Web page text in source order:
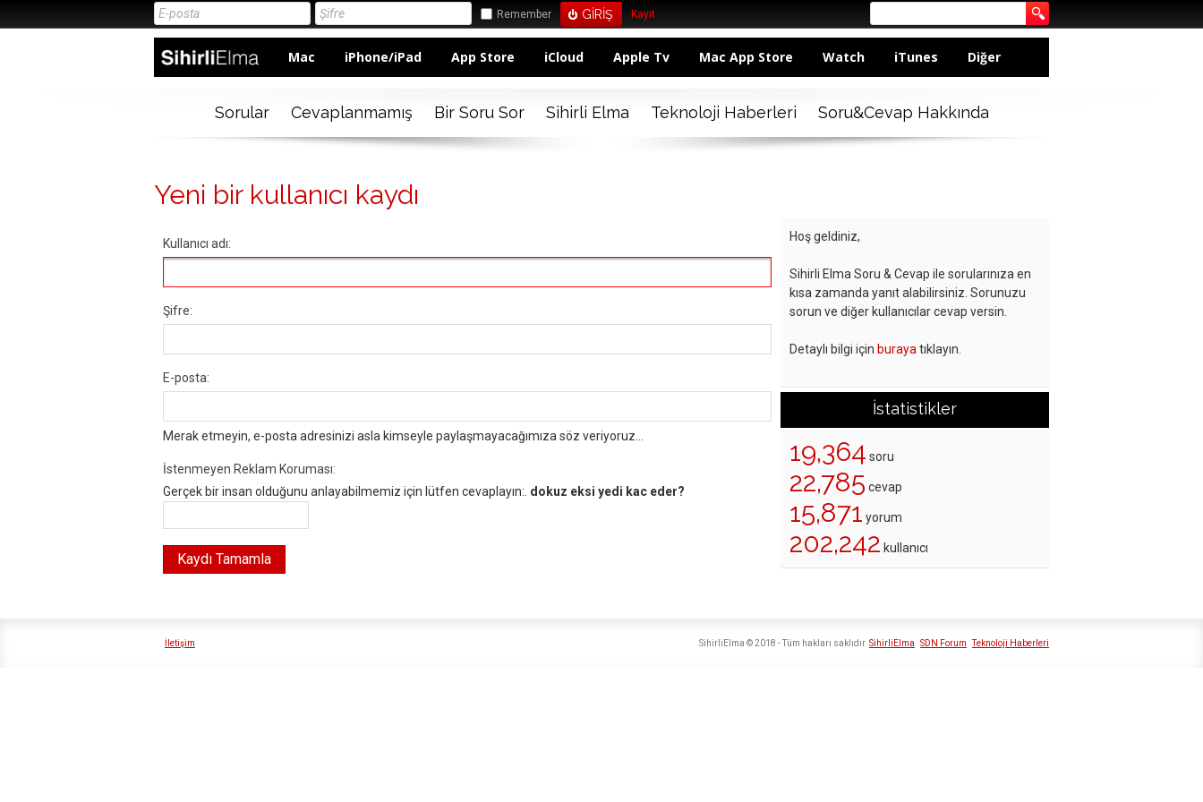
Remember Kayıt
Mac iPhone/iPad App Store iCloud Apple Tv Mac App Store Watch iTunes Diğer
Sorular Cevaplanmamış Bir Soru Sor Sihirli Elma Teknoloji Haberleri Soru&Cevap Hakkında
Yeni bir kullanıcı kaydı
Kullanıcı adı:
Şifre:
E-posta:
Merak etmeyin, e-posta adresinizi asla kimseyle paylaşmayacağımıza söz veriyoruz...
İstenmeyen Reklam Koruması:
Gerçek bir insan olduğunu anlayabilmemiz için lütfen cevaplayın:. dokuz eksi yedi kac eder?
Hoş geldiniz,
Sihirli Elma Soru & Cevap ile sorularınıza en
kısa zamanda yanıt alabilirsiniz. Sorunuzu
sorun ve diğer kullanıcılar cevap versin.
Detaylı bilgi için buraya tıklayın.
İstatistikler
19,364 soru
22,785 cevap
15,871 yorum
202,242 kullanıcı
İletişim SihirliElma SDN Forum Teknoloji Haberleri
SihirliElma © 2018 - Tüm hakları saklıdır